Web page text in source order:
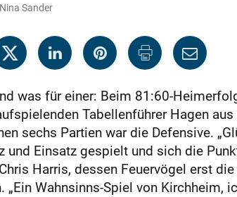
Sander
was für einer: Beim 81:60-
Tabellenführer Hagen
sechs Partien war die Defensive.
Einsatz gespielt und sich die
Harris, dessen Feuervögel erst
Wahnsinns-Spiel von Kirchheim,